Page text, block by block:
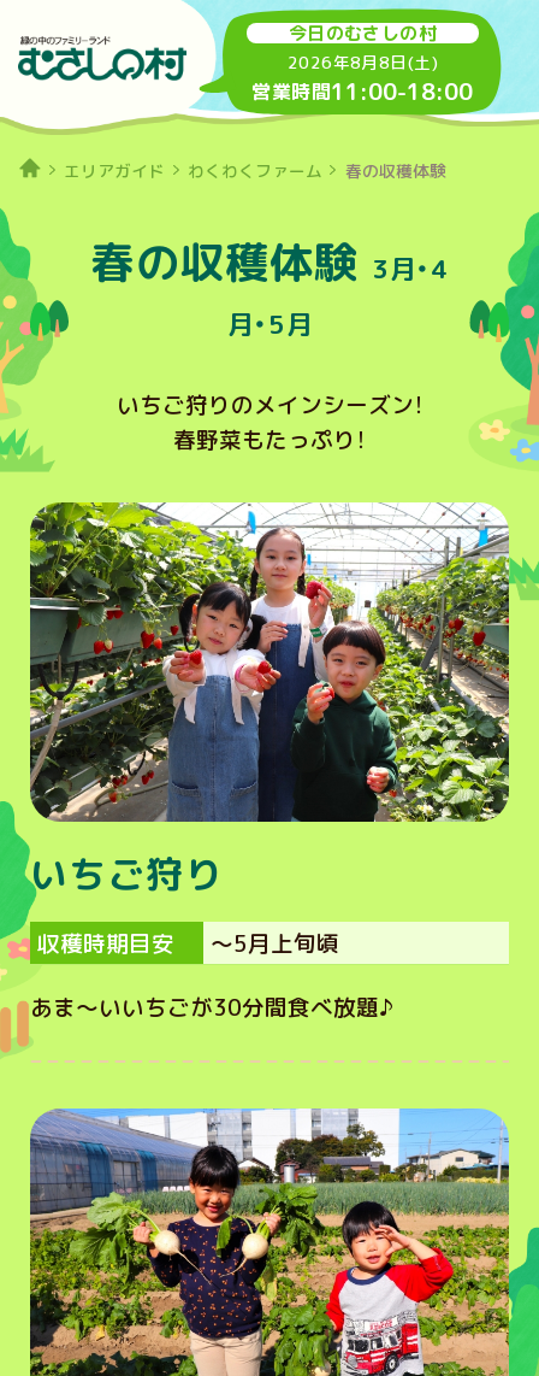
今日のむさしの村
2026年8月8日(土)
営業時間11:00-18:00
エリアガイド わくわくファーム 春の収穫体験
春の収穫体験 3月・4
月・5月
いちご狩りのメインシーズン！
春野菜もたっぷり！
いちご狩り
収穫時期目安 ～5月上旬頃
あま～いいちごが30分間食べ放題♪